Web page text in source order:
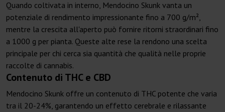
Quando coltivata in interno, Mendocino Skunk vanta un
potenziale di rendimento impressionante fino a 700 g/m²,
mentre la crescita all'aperto può fornire ritorni straordinari fino
a 1000 g per pianta. Queste alte rese la rendono una scelta
principale per chi cerca sia quantità che qualità nelle proprie
raccolte di cannabis.
Contenuto di THC e CBD
Mendocino Skunk offre un contenuto di THC potente che varia
tra il 20-24%, garantendo un effetto cerebrale e rilassante